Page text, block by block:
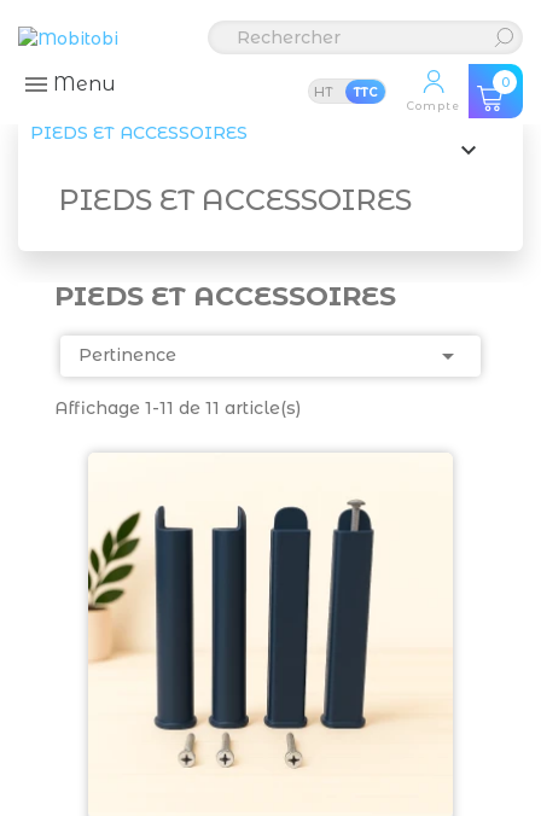
Menu HT TTC
Compte
0
PIEDS ET ACCESSOIRES
PIEDS ET ACCESSOIRES

PIEDS ET ACCESSOIRES
Pertinence 
Affichage 1-11 de 11 article(s)